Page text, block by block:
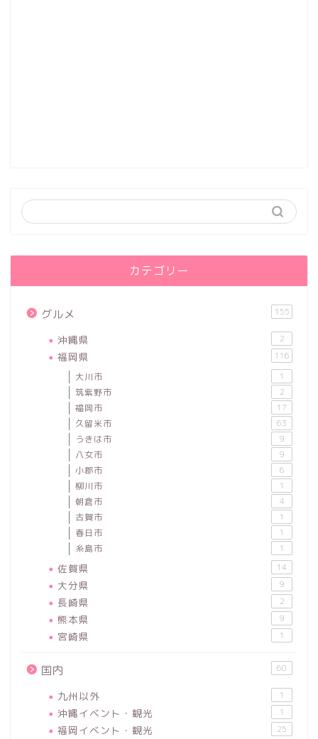
カテゴリー
グルメ 155
沖縄県 2
福岡県 116
大川市 1
筑紫野市 2
福岡市 17
久留米市 63
うきは市 9
八女市 9
小郡市 6
柳川市 1
朝倉市 4
古賀市 1
春日市 1
糸島市 1
佐賀県 14
大分県 9
長崎県 2
熊本県 9
宮崎県 1
国内 60
九州以外 1
沖縄イベント・観光 1
福岡イベント・観光 25